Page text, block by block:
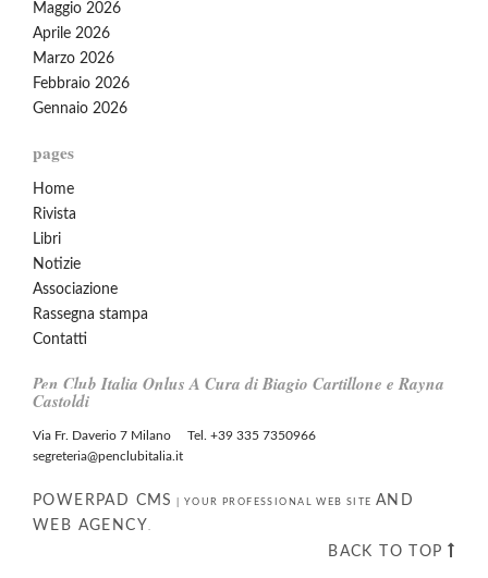
Maggio 2026
Aprile 2026
Marzo 2026
Febbraio 2026
Gennaio 2026
pages
Home
Rivista
Libri
Notizie
Associazione
Rassegna stampa
Contatti
Pen Club Italia Onlus A Cura di Biagio Cartillone e Rayna
Castoldi
Via Fr. Daverio 7 Milano Tel. +39 335 7350966
segreteria@penclubitalia.it
POWERPAD CMS |YOUR PROFESSIONAL WEB SITE AND
WEB AGENCY.
BACK TO TOP